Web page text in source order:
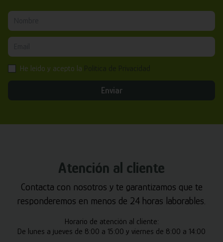
He leído y acepto la
Enviar
Atención al cliente
Contacta con nosotros y te garantizamos que te
responderemos en menos de 24 horas laborables.
Horario de atención al cliente:
De lunes a jueves de 8:00 a 15:00 y viernes de 8:00 a 14:00